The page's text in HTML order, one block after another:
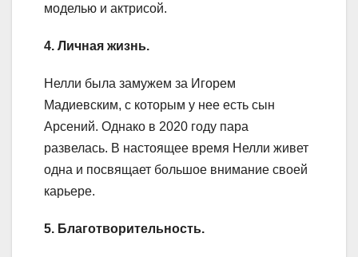
моделью и актрисой.
4. Личная жизнь.
Нелли была замужем за Игорем
Мадиевским, с которым у нее есть сын
Арсений. Однако в 2020 году пара
развелась. В настоящее время Нелли живет
одна и посвящает большое внимание своей
карьере.
5. Благотворительность.